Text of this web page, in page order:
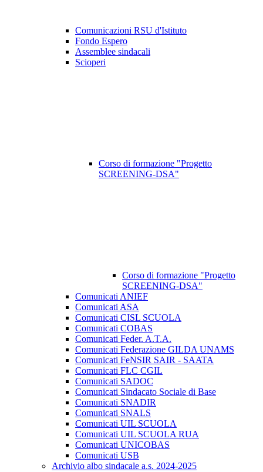
Comunicazioni RSU d'Istituto
Fondo Espero
Assemblee sindacali
Scioperi
Corso di formazione "Progetto
SCREENING-DSA"
Corso di formazione "Progetto
SCREENING-DSA"
Comunicati ANIEF
Comunicati ASA
Comunicati CISL SCUOLA
Comunicati COBAS
Comunicati Feder. A.T.A.
Comunicati Federazione GILDA UNAMS
Comunicati FeNSIR SAIR - SAATA
Comunicati FLC CGIL
Comunicati SADOC
Comunicati Sindacato Sociale di Base
Comunicati SNADIR
Comunicati SNALS
Comunicati UIL SCUOLA
Comunicati UIL SCUOLA RUA
Comunicati UNICOBAS
Comunicati USB
Archivio albo sindacale a.s. 2024-2025